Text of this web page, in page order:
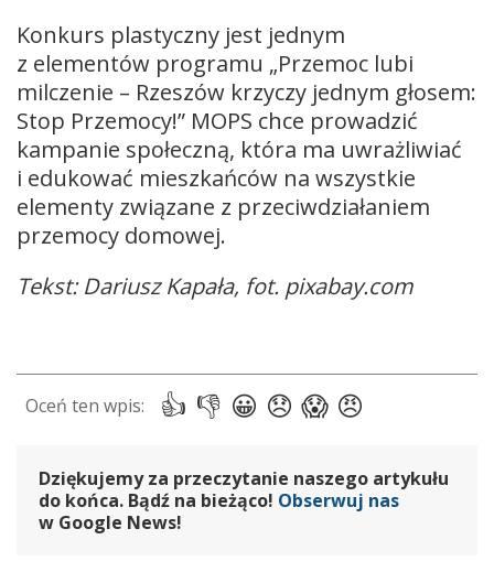
Konkurs plastyczny jest jednym
z elementów programu „Przemoc lubi
milczenie – Rzeszów krzyczy jednym głosem:
Stop Przemocy!” MOPS chce prowadzić
kampanie społeczną, która ma uwrażliwiać
i edukować mieszkańców na wszystkie
elementy związane z przeciwdziałaniem
przemocy domowej.
Tekst: Dariusz Kapała, fot. pixabay.com
Dziękujemy za przeczytanie naszego artykułu
do końca. Bądź na bieżąco! Obserwuj nas
w Google News!